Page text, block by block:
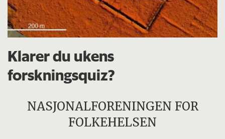
Klarer du ukens
forskningsquiz?
NASJONALFORENINGEN FOR
FOLKEHELSEN